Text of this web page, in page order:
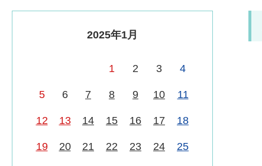
2025年1月
1 2 3 4
5 6 7 8 9 10 11
12 13 14 15 16 17 18
19 20 21 22 23 24 25